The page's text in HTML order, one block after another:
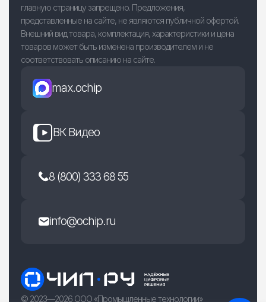
главную страницу запрещено. Предложения,
представленные на сайте, не являются публичной офертой.
Внешний вид товара, комплектация, характеристики и цена
товаров может быть изменена производителем и не
соответствовать описанию на сайте.
max.ochip
ВК Видео
8 (800) 333 68 55
info@ochip.ru
© 2023—2026 ООО «Промышленные технологии»